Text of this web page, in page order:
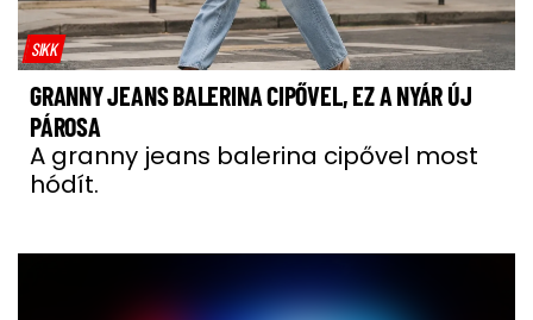
SIKK
GRANNY JEANS BALERINA CIPŐVEL, EZ A NYÁR ÚJ
PÁROSA
A granny jeans balerina cipővel most
hódít.